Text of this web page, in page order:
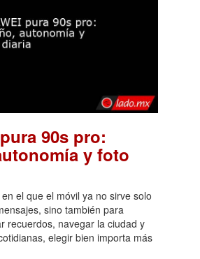
90s pro:
y foto
el que el móvil ya no sirve solo
sino también para
recuerdos, navegar la ciudad y
elegir bien importa más